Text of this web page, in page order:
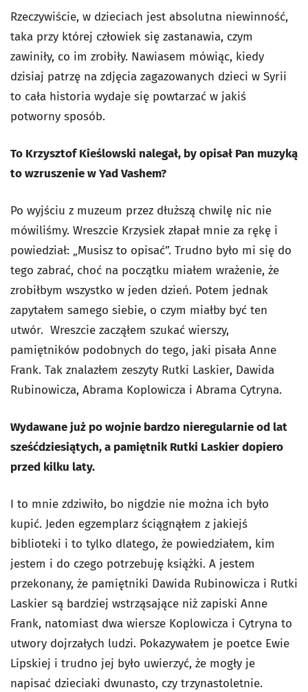
Rzeczywiście, w dzieciach jest absolutna niewinność,
taka przy której człowiek się zastanawia, czym
zawiniły, co im zrobiły. Nawiasem mówiąc, kiedy
dzisiaj patrzę na zdjęcia zagazowanych dzieci w Syrii
to cała historia wydaje się powtarzać w jakiś
potworny sposób.
To Krzysztof Kieślowski nalegał, by opisał Pan muzyką
to wzruszenie w Yad Vashem?
Po wyjściu z muzeum przez dłuższą chwilę nic nie
mówiliśmy. Wreszcie Krzysiek złapał mnie za rękę i
powiedział: „Musisz to opisać”. Trudno było mi się do
tego zabrać, choć na początku miałem wrażenie, że
zrobiłbym wszystko w jeden dzień. Potem jednak
zapytałem samego siebie, o czym miałby być ten
utwór. Wreszcie zacząłem szukać wierszy,
pamiętników podobnych do tego, jaki pisała Anne
Frank. Tak znalazłem zeszyty Rutki Laskier, Dawida
Rubinowicza, Abrama Koplowicza i Abrama Cytryna.
Wydawane już po wojnie bardzo nieregularnie od lat
sześćdziesiątych, a pamiętnik Rutki Laskier dopiero
przed kilku laty.
I to mnie zdziwiło, bo nigdzie nie można ich było
kupić. Jeden egzemplarz ściągnąłem z jakiejś
biblioteki i to tylko dlatego, że powiedziałem, kim
jestem i do czego potrzebuję książki. A jestem
przekonany, że pamiętniki Dawida Rubinowicza i Rutki
Laskier są bardziej wstrząsające niż zapiski Anne
Frank, natomiast dwa wiersze Koplowicza i Cytryna to
utwory dojrzałych ludzi. Pokazywałem je poetce Ewie
Lipskiej i trudno jej było uwierzyć, że mogły je
napisać dzieciaki dwunasto, czy trzynastoletnie.